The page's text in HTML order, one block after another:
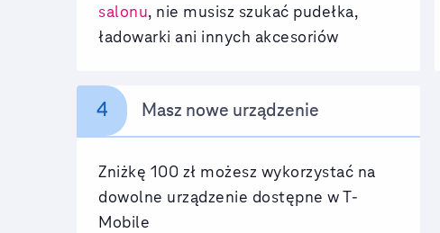
salonu, nie musisz szukać pudełka,
ładowarki ani innych akcesoriów
4 Masz nowe urządzenie
Zniżkę 100 zł możesz wykorzystać na
dowolne urządzenie dostępne w T-
Mobile